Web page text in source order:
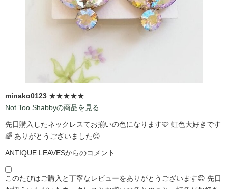
minako0123 ★★★★★
Not Too Shabbyの商品を見る
先日購入したネックレスてお揃いの色になります🩵 虹色大好きです
🌈 ありがとうございました😊
ANTIQUE LEAVESからのコメント
このたびはご購入と丁寧なレビューをありがとうございます😊 先日